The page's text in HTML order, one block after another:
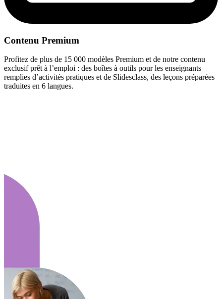
Contenu Premium
Profitez de plus de 15 000 modèles Premium et de notre contenu
exclusif prêt à l’emploi : des boîtes à outils pour les enseignants
remplies d’activités pratiques et de Slidesclass, des leçons préparées
traduites en 6 langues.